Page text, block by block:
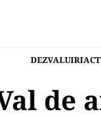
DEZVALUIRI
de